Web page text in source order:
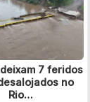
7 feridos
no
Rio…